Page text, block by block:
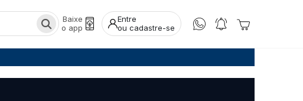
Baixe
o app
Entre
ou cadastre-se